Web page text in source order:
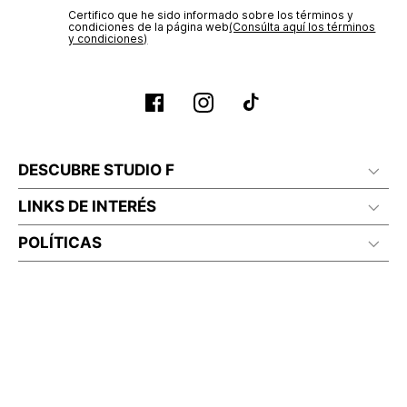
Certifico que he sido informado sobre los términos y
condiciones de la página web‎(Consúlta aquí los términos
y condiciones)
DESCUBRE STUDIO F
LINKS DE INTERÉS
POLÍTICAS